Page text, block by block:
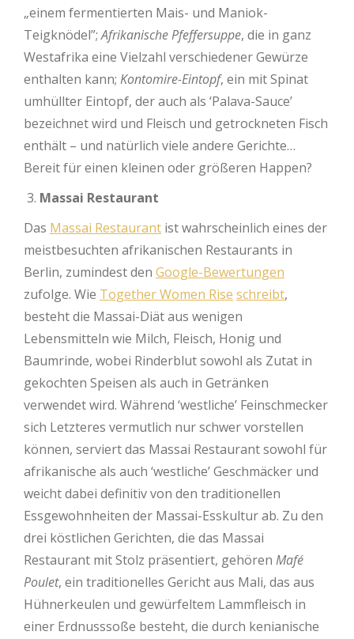
„einem fermentierten Mais- und Maniok-
Teigknödel”;Afrikanische Pfeffersuppe, die in ganz
Westafrika eine Vielzahl verschiedener Gewürze
enthalten kann; Kontomire-Eintopf, ein mit Spinat
umhüllter Eintopf, der auch als ‘Palava-Sauce’
bezeichnet wird und Fleisch und getrockneten Fisch
enthält – und natürlich viele andere Gerichte…
Bereit für einen kleinen oder größeren Happen?
Massai Restaurant
Das Massai Restaurant ist wahrscheinlich eines der
meistbesuchten afrikanischen Restaurants in
Berlin, zumindest den Google-Bewertungen
zufolge. Wie Together Women Rise schreibt,
besteht die Massai-Diät aus wenigen
Lebensmitteln wie Milch, Fleisch, Honig und
Baumrinde, wobei Rinderblut sowohl als Zutat in
gekochten Speisen als auch in Getränken
verwendet wird. Während ‘westliche’ Feinschmecker
sich Letzteres vermutlich nur schwer vorstellen
können, serviert das Massai Restaurant sowohl für
afrikanische als auch ‘westliche’ Geschmäcker und
weicht dabei definitiv von den traditionellen
Essgewohnheiten der Massai-Esskultur ab. Zu den
drei köstlichen Gerichten, die das Massai
Restaurant mit Stolz präsentiert, gehören Mafé
Poulet, ein traditionelles Gericht aus Mali, das aus
Hühnerkeulen und gewürfeltem Lammfleisch in
einer Erdnusssoße besteht, die durch kenianische